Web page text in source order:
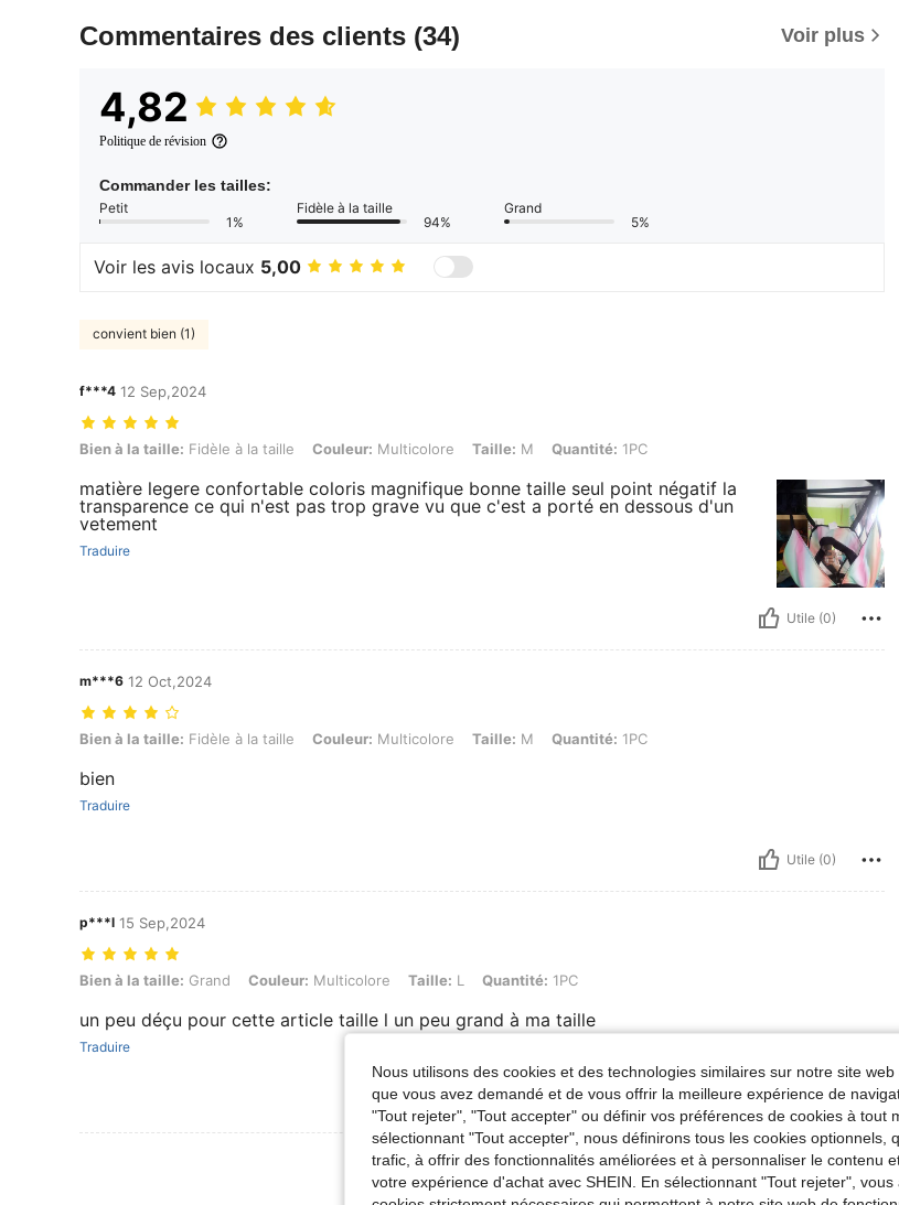
Commentaires des clients (34) Voir plus
4,82
Politique de révision
Commander les tailles:
Petit
1%
Fidèle à la taille
94%
Grand
5%
Voir les avis locaux 5,00
convient bien (1)
f***4 12 Sep,2024
Bien à la taille: Fidèle à la taille, Couleur: Multicolore, Taille: M, Quantité: 1PC
Bien à la taille: Fidèle à la taille Couleur: Multicolore Taille: M Quantité: 1PC
matière legere confortable coloris magnifique bonne taille seul point négatif la
transparence ce qui n'est pas trop grave vu que c'est a porté en dessous d'un
vetement
Traduire
Utile (0)
m***6 12 Oct,2024
Bien à la taille: Fidèle à la taille, Couleur: Multicolore, Taille: M, Quantité: 1PC
Bien à la taille: Fidèle à la taille Couleur: Multicolore Taille: M Quantité: 1PC
bien
Traduire
Utile (0)
p***l 15 Sep,2024
Bien à la taille: Grand, Couleur: Multicolore, Taille: L, Quantité: 1PC
Bien à la taille: Grand Couleur: Multicolore Taille: L Quantité: 1PC
un peu déçu pour cette article taille l un peu grand à ma taille
Traduire
Utile (0)
Voir Plus D'avis
Nous utilisons des cookies et des technologies similaires sur notre site
que vous avez demandé et de vous offrir la meilleure expérience de
"Tout rejeter", "Tout accepter" ou définir vos préférences de cookies à tout
sélectionnant "Tout accepter", nous définirons tous les cookies optionnels,
trafic, à offrir des fonctionnalités améliorées et à personnaliser le contenu
votre expérience d'achat avec SHEIN. En sélectionnant "Tout rejeter",